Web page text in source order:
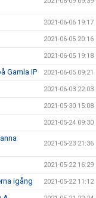
2021-06-06 19:17
2021-06-05 20:16
2021-06-05 19:18
Gamla IP 2021-06-05 09:21
2021-06-03 22:03
2021-05-30 15:08
2021-05-24 09:30
2021-05-23 21:36
2021-05-22 16:29
igång 2021-05-22 11:12